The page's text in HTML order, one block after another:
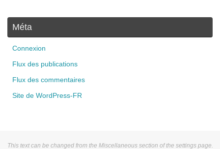
Méta
Connexion
Flux des publications
Flux des commentaires
Site de WordPress-FR
This text can be changed from the Miscellaneous section of the settings page.